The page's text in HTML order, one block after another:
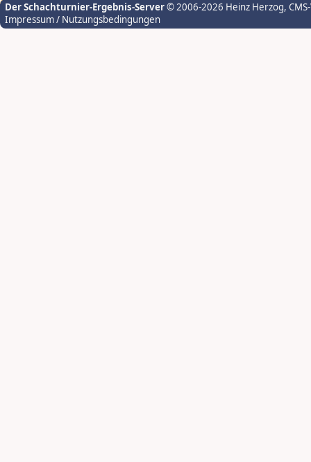
Der Schachturnier-Ergebnis-Server© 2006-2026 Heinz Herzog,
Impressum / Nutzungsbedingungen